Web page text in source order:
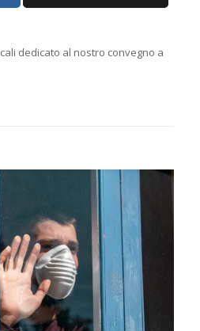
dedicato al nostro convegno a